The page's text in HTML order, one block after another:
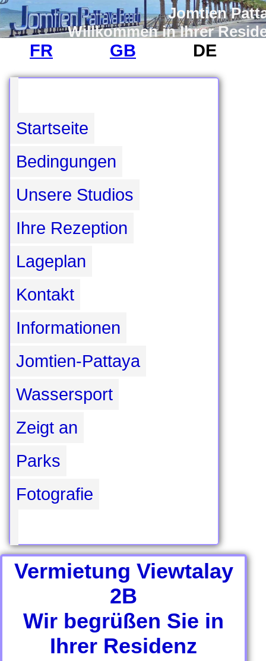
Jomtien
Willkommen in Ihrer
FR GB DE
Startseite
Bedingungen
Unsere Studios
Ihre Rezeption
Lageplan
Kontakt
Informationen
Jomtien-Pattaya
Wassersport
Zeigt an
Parks
Fotografie
Vermietung Viewtalay
2B
Wir begrüßen Sie in
Ihrer Residenz